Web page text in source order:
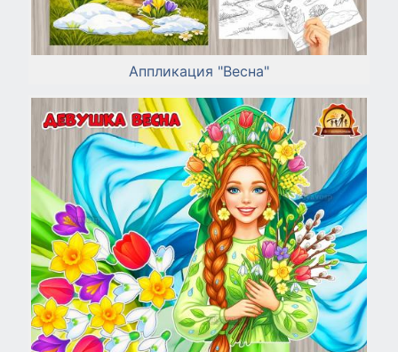
Аппликация "Весна"